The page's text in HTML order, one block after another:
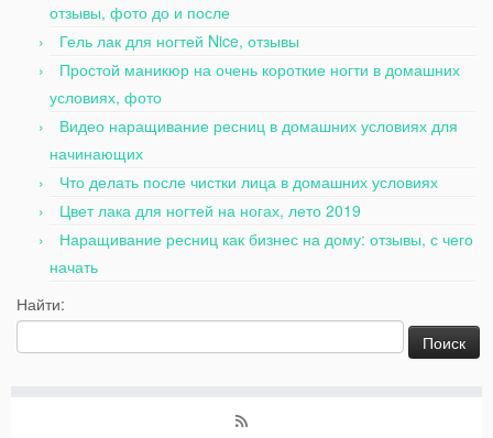
отзывы, фото до и после
Гель лак для ногтей Nice, отзывы
Простой маникюр на очень короткие ногти в домашних
условиях, фото
Видео наращивание ресниц в домашних условиях для
начинающих
Что делать после чистки лица в домашних условиях
Цвет лака для ногтей на ногах, лето 2019
Наращивание ресниц как бизнес на дому: отзывы, с чего
начать
Найти: